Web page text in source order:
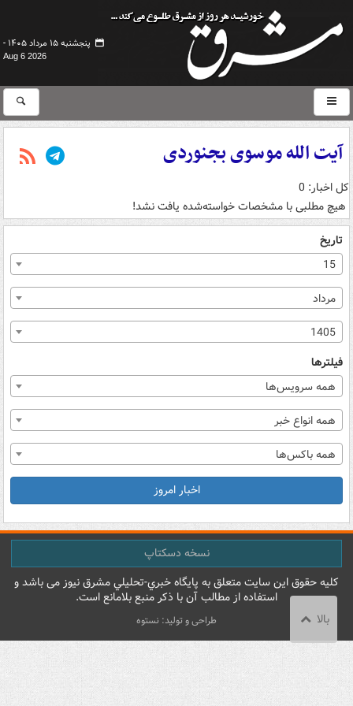
پنجشنبه ۱۵ مرداد ۱۴۰۵ -
Aug 6 2026
آیت الله موسوی بجنوردی
کل اخبار: 0
هیچ مطلبی با مشخصات خواسته‌شده یافت نشد!
تاریخ
15
مرداد
1405
فیلترها
همه سرویس‌ها
همه انواع خبر
همه باکس‌ها
اخبار امروز
نسخه دسکتاپ
کليه حقوق اين سايت متعلق به پایگاه خبري-تحليلي مشرق نيوز می باشد و
استفاده از مطالب آن با ذکر منبع بلامانع است.
طراحی و تولید: نستوه بالا